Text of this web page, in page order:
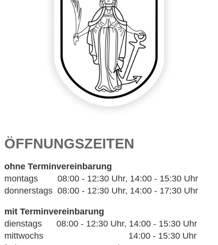
ÖFFNUNGSZEITEN
ohne Terminvereinbarung
montags 08:00 - 12:30 Uhr, 14:00 - 15:30 Uhr
donnerstags 08:00 - 12:30 Uhr, 14:00 - 17:30 Uhr
mit Terminvereinbarung
dienstags 08:00 - 12:30 Uhr, 14:00 - 15:30 Uhr
mittwochs 14:00 - 15:30 Uhr